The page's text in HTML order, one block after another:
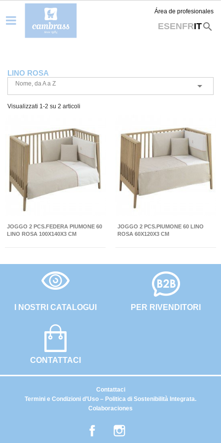
Área de profesionales
ESENFRITsearch
LINO ROSA
Nome, da A a Z 
Visualizzati 1-2 su 2 articoli
JOGGO 2 PCS.FEDERA PIUMONE 60
LINO ROSA 100X140X3 CM
JOGGO 2 PCS.PIUMONE 60 LINO
ROSA 60X120X3 CM
I NOSTRI CATALOGUI
CONTATTACI
PER RIVENDITORI
Termini e Condizioni d’Uso – Politica di Sostenibilità Integrata.
Colaboraciones
Contattaci
Facebook